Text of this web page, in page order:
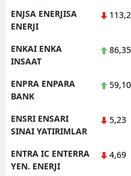
ENJSA ENERJISA
ENERJI
ENKAI ENKA
INSAAT
86,35
ENPRA ENPARA
BANK
59,10
ENSRI ENSARI
SINAI YATIRIMLAR
5,23
ENTRA IC ENTERRA
YEN. ENERJI
4,69